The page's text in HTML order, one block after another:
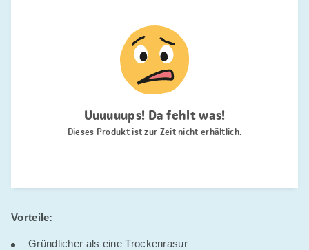
Vorteile:
Gründlicher als eine Trockenrasur